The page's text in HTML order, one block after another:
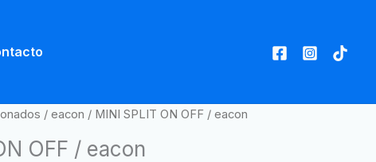
/ eacon / MINI SPLIT ON OFF / eacon
OFF / eacon